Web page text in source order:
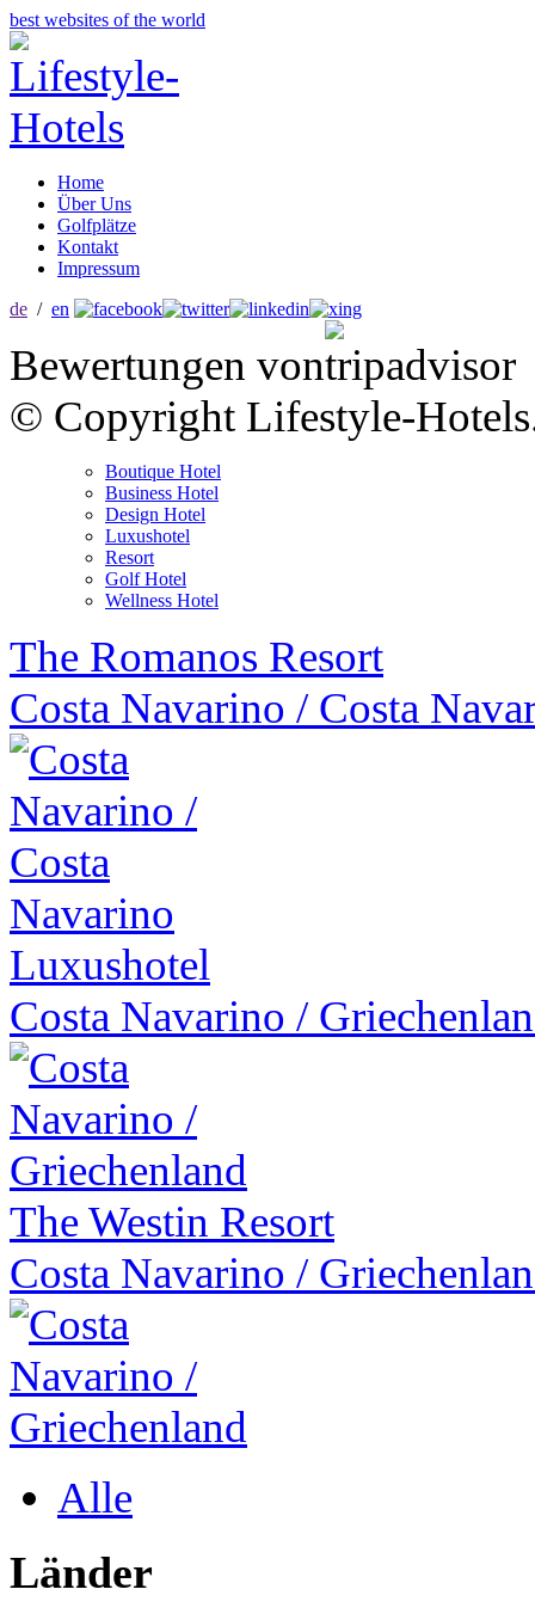
best websites of the world
Home
Über Uns
Golfplätze
Kontakt
Impressum
de / en
Bewertungen von
© Copyright Lifestyle-
Boutique Hotel
Business Hotel
Design Hotel
Luxushotel
Resort
Golf Hotel
Wellness Hotel
The Romanos Resort
Costa Navarino / Costa
Luxushotel
Costa Navarino /
The Westin Resort
Costa Navarino /
Alle
Länder